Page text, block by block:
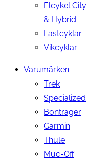
Elcykel City
& Hybrid
Lastcyklar
Vikcyklar
Varumärken
Trek
Specialized
Bontrager
Garmin
Thule
Muc-Off